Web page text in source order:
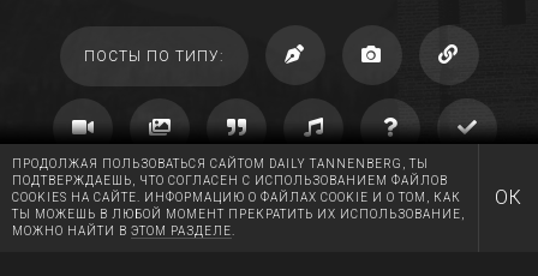
ПОСТЫ ПО ТИПУ:
ПРОДОЛЖАЯ ПОЛЬЗОВАТЬСЯ САЙТОМ DAILY TANNENBERG, ТЫ
ПОДТВЕРЖДАЕШЬ, ЧТО СОГЛАСЕН С ИСПОЛЬЗОВАНИЕМ ФАЙЛОВ
COOKIES НА САЙТЕ. ИНФОРМАЦИЮ О ФАЙЛАХ COOKIE И О ТОМ, КАК
ТЫ МОЖЕШЬ В ЛЮБОЙ МОМЕНТ ПРЕКРАТИТЬ ИХ ИСПОЛЬЗОВАНИЕ,
МОЖНО НАЙТИ В ЭТОМ РАЗДЕЛЕ
ОК